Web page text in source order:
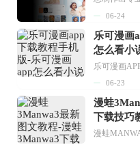
06-24
乐可漫画
怎么看小
06-23
漫蛙
下载技巧